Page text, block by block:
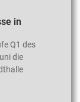
in
Q1 des
die